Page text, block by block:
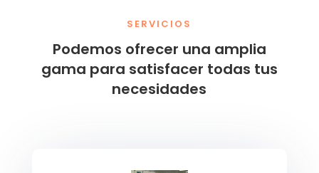
SERVICIOS
Podemos ofrecer una amplia
gama para satisfacer todas tus
necesidades